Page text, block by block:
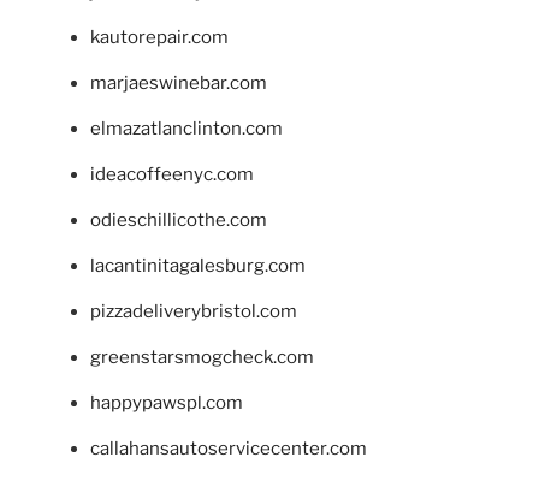
kautorepair.com
marjaeswinebar.com
elmazatlanclinton.com
ideacoffeenyc.com
odieschillicothe.com
lacantinitagalesburg.com
pizzadeliverybristol.com
greenstarsmogcheck.com
happypawspl.com
callahansautoservicecenter.com